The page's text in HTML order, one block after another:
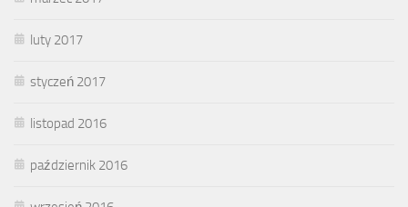
luty 2017
styczeń 2017
listopad 2016
październik 2016